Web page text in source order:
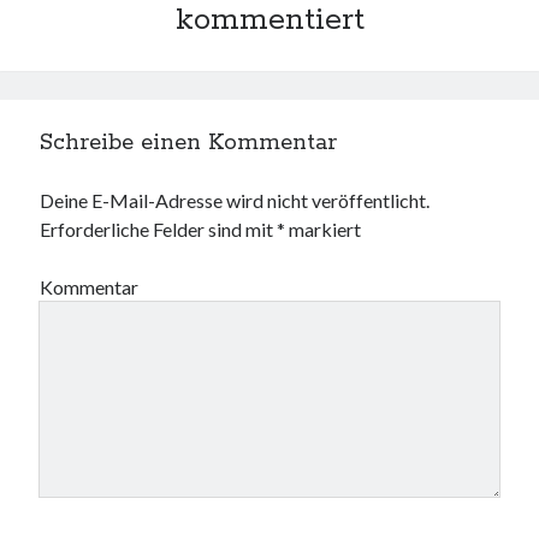
kommentiert
Schreibe einen Kommentar
Deine E-Mail-Adresse wird nicht veröffentlicht.
Erforderliche Felder sind mit* markiert
Kommentar